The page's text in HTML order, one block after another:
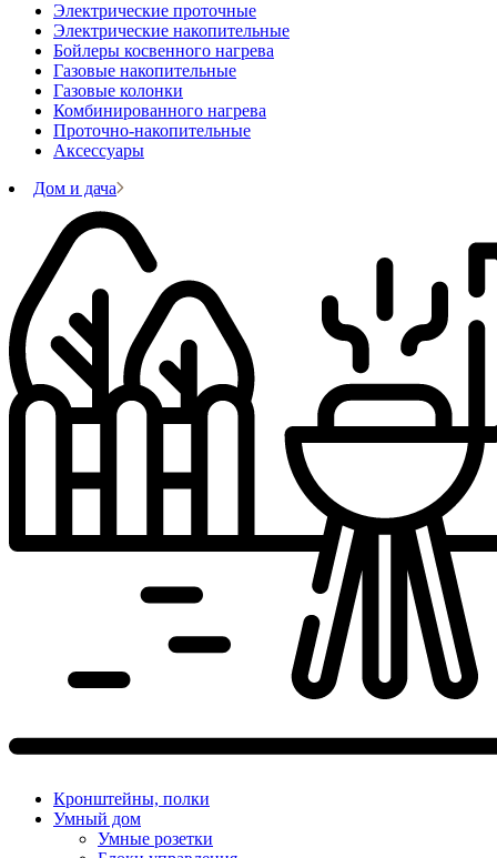
Электрические проточные
Электрические накопительные
Бойлеры косвенного нагрева
Газовые накопительные
Газовые колонки
Комбинированного нагрева
Проточно-накопительные
Аксессуары
Дом и дача
Кронштейны, полки
Умный дом
Умные розетки